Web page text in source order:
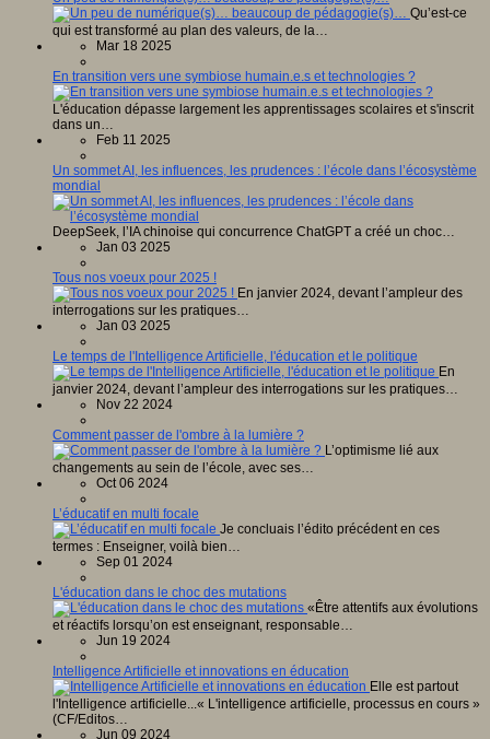
Qu’est-ce
qui est transformé au plan des valeurs, de la…
Mar 18 2025
En transition vers une symbiose humain.e.s et technologies ?
L'éducation dépasse largement les apprentissages scolaires et s'inscrit
dans un…
Feb 11 2025
Un sommet AI, les influences, les prudences : l’école dans l’écosystème
mondial
DeepSeek, l’IA chinoise qui concurrence ChatGPT a créé un choc…
Jan 03 2025
Tous nos voeux pour 2025 !
En janvier 2024, devant l’ampleur des
interrogations sur les pratiques…
Jan 03 2025
Le temps de l'Intelligence Artificielle, l'éducation et le politique
En
janvier 2024, devant l’ampleur des interrogations sur les pratiques…
Nov 22 2024
Comment passer de l'ombre à la lumière ?
L’optimisme lié aux
changements au sein de l’école, avec ses…
Oct 06 2024
L’éducatif en multi focale
Je concluais l’édito précédent en ces
termes : Enseigner, voilà bien…
Sep 01 2024
L'éducation dans le choc des mutations
«Être attentifs aux évolutions
et réactifs lorsqu’on est enseignant, responsable…
Jun 19 2024
Intelligence Artificielle et innovations en éducation
Elle est partout
l'Intelligence artificielle...« L'intelligence artificielle, processus en cours »
(CF/Editos…
Jun 09 2024